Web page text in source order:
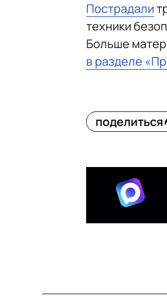
Пострадали
техники
Больше
в разделе
поделиться